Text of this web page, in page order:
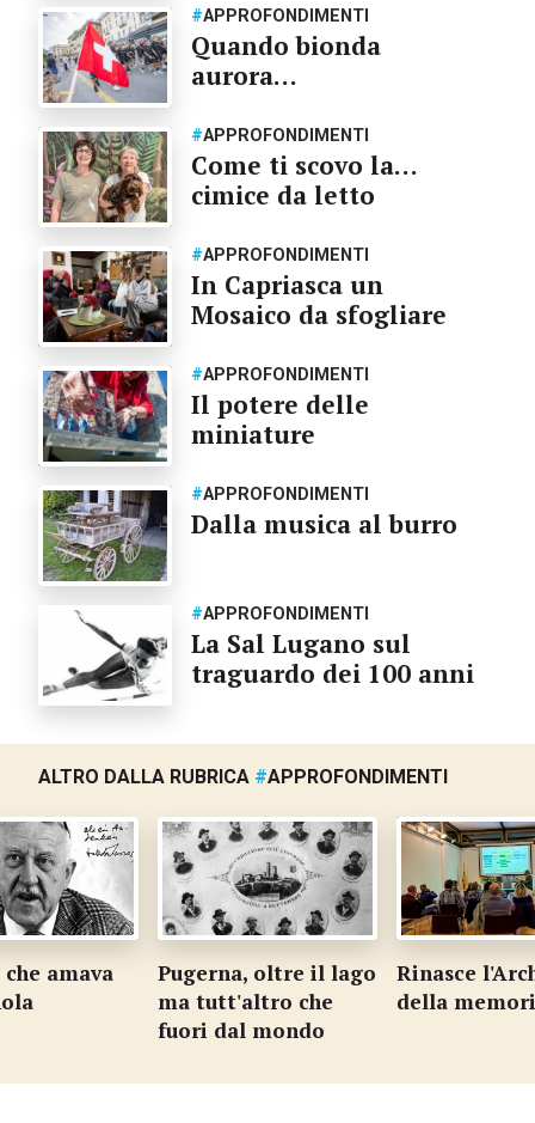
#APPROFONDIMENTI
Quando bionda
aurora…
#APPROFONDIMENTI
Come ti scovo la…
cimice da letto
#APPROFONDIMENTI
In Capriasca un
Mosaico da sfogliare
#APPROFONDIMENTI
Il potere delle
miniature
#APPROFONDIMENTI
Dalla musica al burro
#APPROFONDIMENTI
La Sal Lugano sul
traguardo dei 100 anni
ALTRO DALLA RUBRICA #APPROFONDIMENTI
amava
Pugerna, oltre il lago
ma tutt'altro che
fuori dal mondo
Rinasce
della